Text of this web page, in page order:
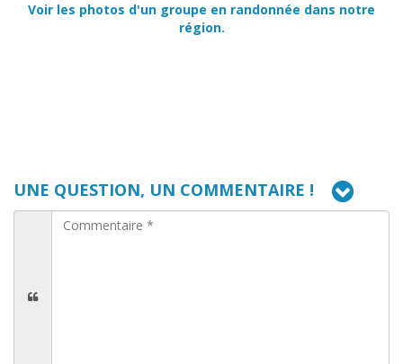
Voir les photos d'un groupe en randonnée dans notre
région.
UNE QUESTION, UN COMMENTAIRE !